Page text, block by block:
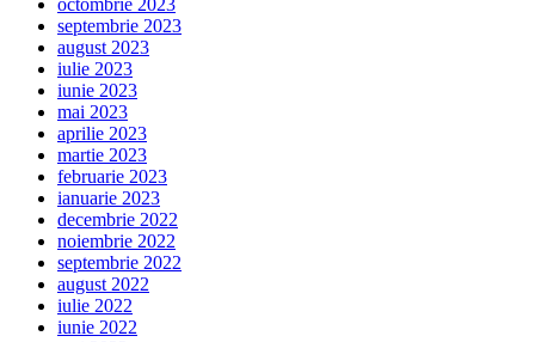
septembrie 2023
august 2023
iulie 2023
iunie 2023
mai 2023
aprilie 2023
martie 2023
februarie 2023
ianuarie 2023
decembrie 2022
noiembrie 2022
septembrie 2022
august 2022
iulie 2022
iunie 2022